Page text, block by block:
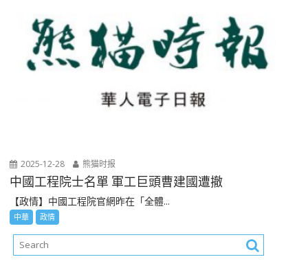
2025-12-28 熊猫时报
中國工程院士名單 軍工巨頭曹建國遭撤
【政情】中國工程院官網昨在「全體...
中華 政情